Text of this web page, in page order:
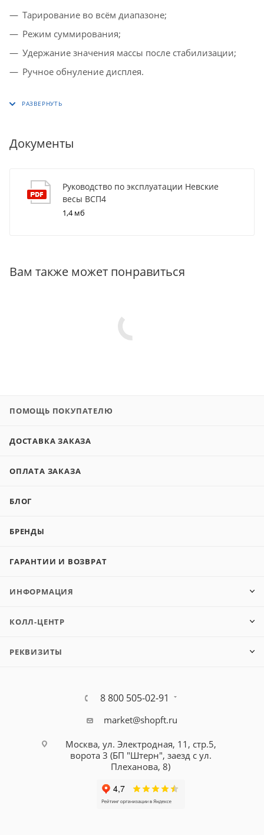
Тарирование во всём диапазоне;
Режим суммирования;
Удержание значения массы после стабилизации;
Ручное обнуление дисплея.
Документы
Руководство по эксплуатации Невские
весы ВСП4
1,4 мб
Вам также может понравиться
ПОМОЩЬ ПОКУПАТЕЛЮ
ДОСТАВКА ЗАКАЗА
ОПЛАТА ЗАКАЗА
БЛОГ
БРЕНДЫ
ГАРАНТИИ И ВОЗВРАТ
ИНФОРМАЦИЯ
КОЛЛ-ЦЕНТР
РЕКВИЗИТЫ
8 800 505-02-91
market@shopft.ru
Москва, ул. Электродная, 11, стр.5,
ворота 3 (БП "Штерн", заезд с ул.
Плеханова, 8)